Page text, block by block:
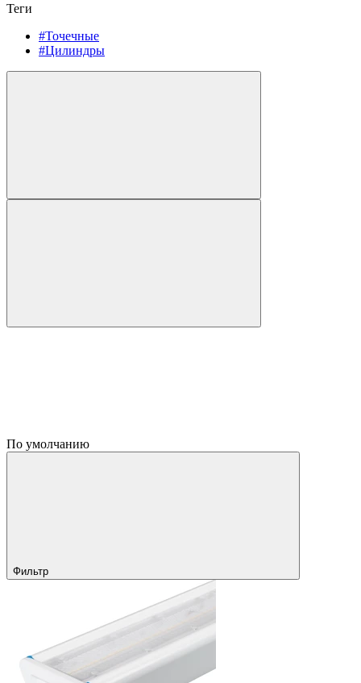
Теги
#Точечные
#Цилиндры
По умолчанию
Фильтр